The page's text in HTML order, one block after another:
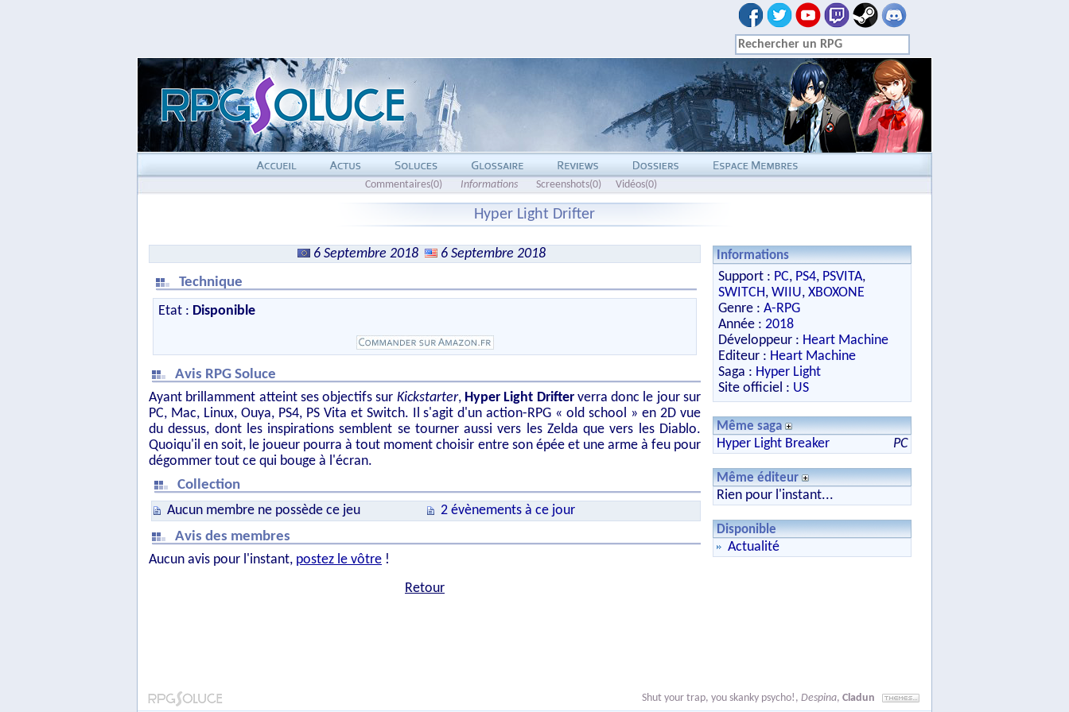
Commentaires(0) Informations Screenshots(0) Vidéos(0)
Hyper Light Drifter
6 Septembre 2018
6 Septembre 2018
Technique
Etat : Disponible
Avis RPG Soluce
Ayant brillamment atteint ses objectifs sur Kickstarter, Hyper Light Drifterverra donc le jour sur
PC, Mac, Linux, Ouya, PS4, PS Vita et Switch. Il s'agit d'un action-RPG « old school » en 2D vue
du dessus, dont les inspirations semblent se tourner aussi vers les Zelda que vers les Diablo.
Quoiqu'il en soit, le joueur pourra à tout moment choisir entre son épée et une arme à feu pour
dégommer tout ce qui bouge à l'écran.
Collection
Aucun membre ne possède ce jeu
2 évènements à ce jour
Avis des membres
Aucun avis pour l'instant, postez le vôtre !
Retour
Informations
Support : PC, PS4, PSVITA,
SWITCH, WIIU, XBOXONE
Genre : A-RPG
Année : 2018
Développeur : Heart Machine
Editeur : Heart Machine
Saga : Hyper Light
Site officiel : US
Même saga
Hyper Light Breaker PC
Même éditeur
Rien pour l'instant...
Disponible
Actualité
Shut your trap, you skanky psycho! , Despina, Cladun